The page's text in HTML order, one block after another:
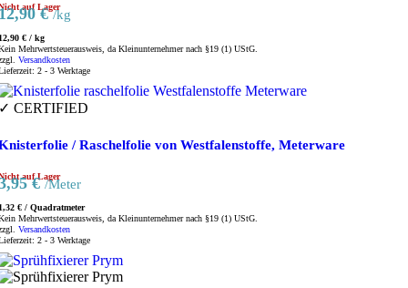
auf Lager
€ /kg
€ / kg
Mehrwertsteuerausweis, da Kleinunternehmer nach §19 (1) UStG.
Versandkosten
2 - 3 Werktage
CERTIFIED
/ Raschelfolie von Westfalenstoffe, Meterware
auf Lager
€ /Meter
€ / Quadratmeter
Mehrwertsteuerausweis, da Kleinunternehmer nach §19 (1) UStG.
Versandkosten
2 - 3 Werktage